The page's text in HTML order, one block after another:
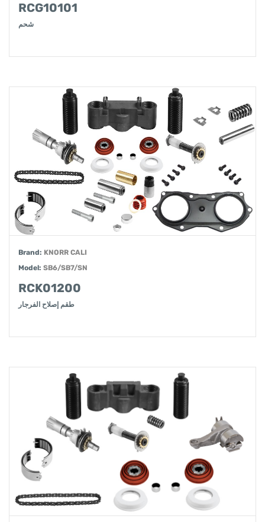
RCG10101
شحم
Brand: KNORR CALI
Model: SB6/SB7/SN
RCK01200
طقم إصلاح الفرجار